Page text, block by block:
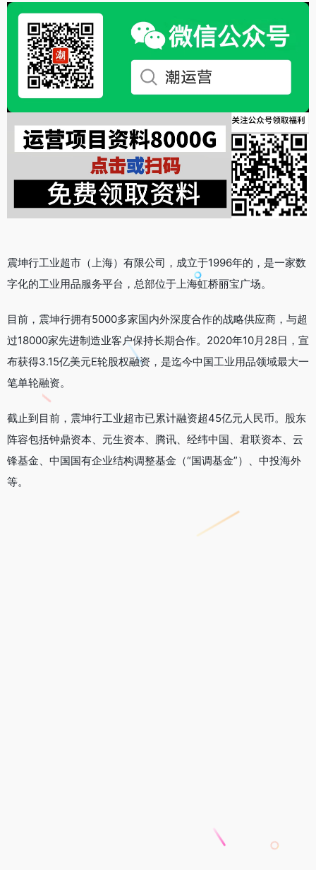
震坤行工业超市（上海）有限公司，成立于1996年的，是一家数
字化的工业用品服务平台，总部位于上海虹桥丽宝广场。
目前，震坤行拥有5000多家国内外深度合作的战略供应商，与超
过18000家先进制造业客户保持长期合作。2020年10月28日，宣
布获得3.15亿美元E轮股权融资，是迄今中国工业用品领域最大一
笔单轮融资。
截止到目前，震坤行工业超市已累计融资超45亿元人民币。股东
阵容包括钟鼎资本、元生资本、腾讯、经纬中国、君联资本、云
锋基金、中国国有企业结构调整基金（“国调基金”）、中投海外
等。